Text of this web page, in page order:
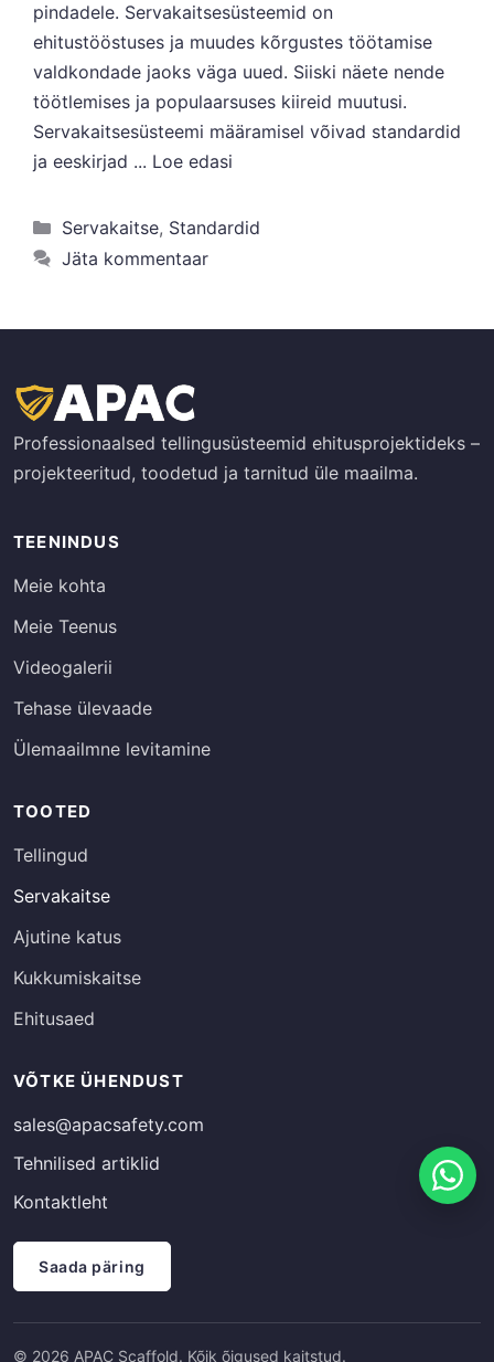
pindadele. Servakaitsesüsteemid on
ehitustööstuses ja muudes kõrgustes töötamise
valdkondade jaoks väga uued. Siiski näete nende
töötlemises ja populaarsuses kiireid muutusi.
Servakaitsesüsteemi määramisel võivad standardid
ja eeskirjad ... Loe edasi
Kategooriad
Servakaitse, Standardid
Jäta kommentaar
Professionaalsed tellingusüsteemid ehitusprojektideks –
projekteeritud, toodetud ja tarnitud üle maailma.
TEENINDUS
Meie kohta
Meie Teenus
Videogalerii
Tehase ülevaade
Ülemaailmne levitamine
TOOTED
Tellingud
Servakaitse
Ajutine katus
Kukkumiskaitse
Ehitusaed
VÕTKE ÜHENDUST
sales@apacsafety.com
Tehnilised artiklid
Kontaktleht
Saada päring
© 2026 APAC Scaffold. Kõik õigused kaitstud.
Swedish